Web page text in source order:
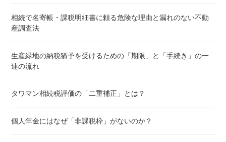
相続で名寄帳・課税明細書に頼る危険な理由と漏れのない不動
産調査法
生産緑地の納税猶予を受けるための「期限」と「手続き」の一
連の流れ
タワマン相続税評価の「二重補正」とは？
個人年金にはなぜ「非課税枠」がないのか？